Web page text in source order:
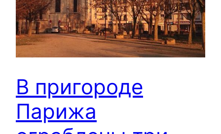
В пригороде
Парижа